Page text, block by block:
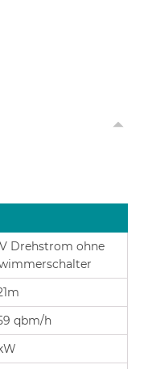
Drehstrom ohne
qbm/h